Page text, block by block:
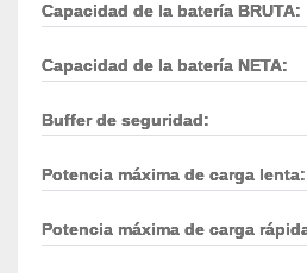
Capacidad de la batería BRUTA:
Capacidad de la batería NETA:
Buffer de seguridad:
Potencia máxima de carga lenta:
Potencia máxima de carga